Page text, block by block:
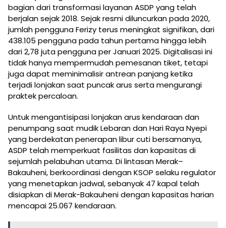
bagian dari transformasi layanan ASDP yang telah
berjalan sejak 2018. Sejak resmi diluncurkan pada 2020,
jumlah pengguna Ferizy terus meningkat signifikan, dari
438.105 pengguna pada tahun pertama hingga lebih
dari 2,78 juta pengguna per Januari 2025. Digitalisasi ini
tidak hanya mempermudah pemesanan tiket, tetapi
juga dapat meminimalisir antrean panjang ketika
terjadi lonjakan saat puncak arus serta mengurangi
praktek percaloan.
Untuk mengantisipasi lonjakan arus kendaraan dan
penumpang saat mudik Lebaran dan Hari Raya Nyepi
yang berdekatan penerapan libur cuti bersamanya,
ASDP telah memperkuat fasilitas dan kapasitas di
sejumlah pelabuhan utama. Di lintasan Merak–
Bakauheni, berkoordinasi dengan KSOP selaku regulator
yang menetapkan jadwal, sebanyak 47 kapal telah
disiapkan di Merak-Bakauheni dengan kapasitas harian
mencapai 25.067 kendaraan.